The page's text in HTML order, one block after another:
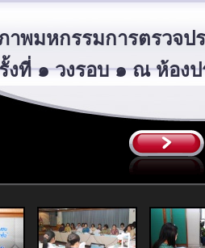
าพมหกรรมการตรวจ
ที่ ๑ วงรอบ ๑ ณ ห้อง